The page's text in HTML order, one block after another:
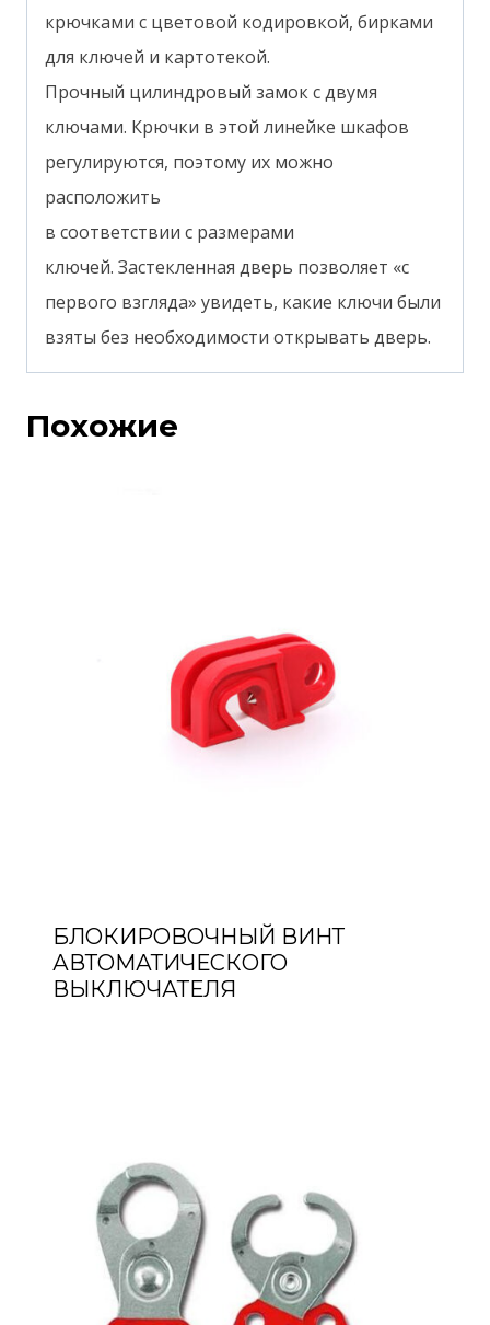
крючками с цветовой кодировкой, бирками
для ключей и картотекой.
Прочный цилиндровый замок с двумя
ключами. Крючки в этой линейке шкафов
регулируются, поэтому их можно
расположить
в соответствии с размерами
ключей. Застекленная дверь позволяет «с
первого взгляда» увидеть, какие ключи были
взяты без необходимости открывать дверь.
Похожие
БЛОКИРОВОЧНЫЙ ВИНТ
АВТОМАТИЧЕСКОГО
ВЫКЛЮЧАТЕЛЯ